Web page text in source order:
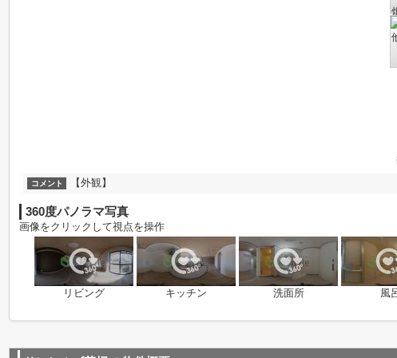
コメント 【外観】
360度パノラマ写真
画像をクリックして視点を操作
リビング キッチン 洗面所 風